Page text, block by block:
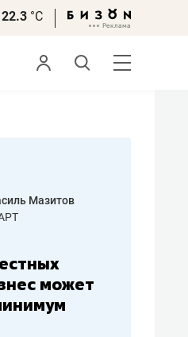
22.3 °С
Мазитов
может